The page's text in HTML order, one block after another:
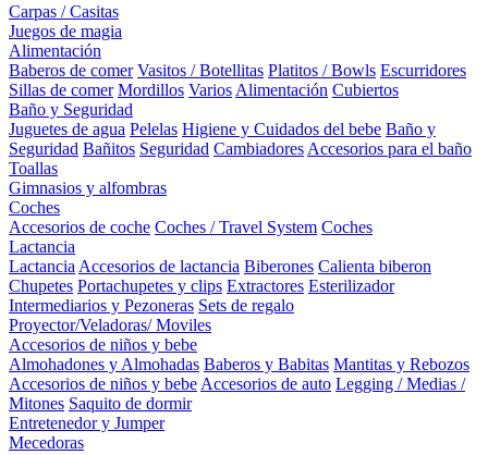
Carpas / Casitas
Juegos de magia
Alimentación
Baberos de comer Vasitos / Botellitas Platitos / Bowls Escurridores
Sillas de comer Mordillos Varios Alimentación Cubiertos
Baño y Seguridad
Juguetes de agua Pelelas Higiene y Cuidados del bebe Baño y
Seguridad Bañitos Seguridad Cambiadores Accesorios para el baño
Toallas
Gimnasios y alfombras
Coches
Accesorios de coche Coches / Travel System Coches
Lactancia
Lactancia Accesorios de lactancia Biberones Calienta biberon
Chupetes Portachupetes y clips Extractores Esterilizador
Intermediarios y Pezoneras Sets de regalo
Proyector/Veladoras/ Moviles
Accesorios de niños y bebe
Almohadones y Almohadas Baberos y Babitas Mantitas y Rebozos
Accesorios de niños y bebe Accesorios de auto Legging / Medias /
Mitones Saquito de dormir
Entretenedor y Jumper
Mecedoras